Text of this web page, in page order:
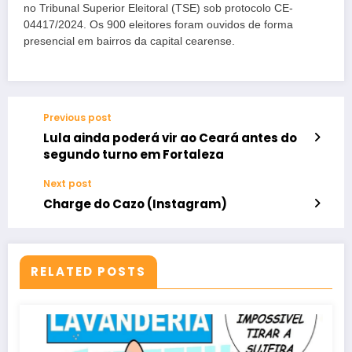
no Tribunal Superior Eleitoral (TSE) sob protocolo CE-
04417/2024. Os 900 eleitores foram ouvidos de forma
presencial em bairros da capital cearense.
Previous post
Lula ainda poderá vir ao Ceará antes do
segundo turno em Fortaleza
Next post
Charge do Cazo (Instagram)
RELATED POSTS